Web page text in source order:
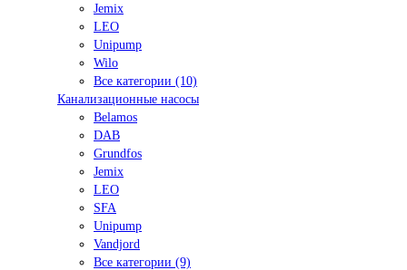
Jemix
LEO
Unipump
Wilo
Все категории (10)
Канализационные насосы
Belamos
DAB
Grundfos
Jemix
LEO
SFA
Unipump
Vandjord
Все категории (9)